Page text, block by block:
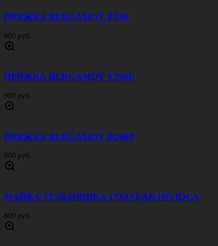
ПРЯЖКА BERGAMOT Z146
900 руб.
ПРЯЖКА BERGAMOT V260E
900 руб.
ПРЯЖКА BERGAMOT D260P
900 руб.
МАЙКА ТЕЛЬНЯШКА ГОЛУБАЯ ПОЛОСА
600 руб.